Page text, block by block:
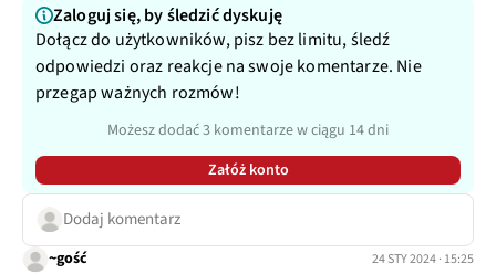
Zaloguj się, by śledzić dyskuję
Dołącz do użytkowników, pisz bez limitu, śledź
odpowiedzi oraz reakcje na swoje komentarze. Nie
przegap ważnych rozmów!
Możesz dodać 3 komentarze w ciągu 14 dni
Załóż konto
Dodaj komentarz
~gość 24 STY 2024 · 15:25